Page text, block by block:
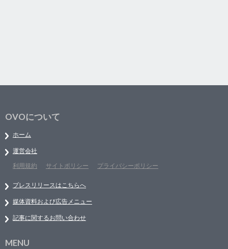
OVOについて
ホーム
運営会社
利用規約
サイトポリシー プライバシーポリシー
プレスリリースはこちらへ
媒体資料および広告メニュー
記事に関するお問い合わせ
MENU